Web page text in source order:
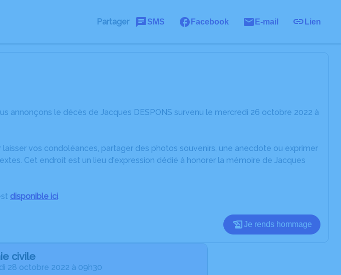
Partager SMS Facebook E-mail Lien
annonçons le décès de Jacques DESPONS survenu le mercredi 26 octobre 2022 à
vos condoléances, partager des photos souvenirs, une anecdote ou exprimer
Cet endroit est un lieu d'expression dédié à honorer la mémoire de Jacques
disponible ici.
Je rends hommage
civile
28 octobre 2022 à 09h30